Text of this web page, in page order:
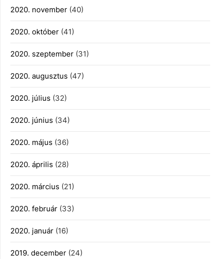
2020. november (40)
2020. október (41)
2020. szeptember (31)
2020. augusztus (47)
2020. július (32)
2020. június (34)
2020. május (36)
2020. április (28)
2020. március (21)
2020. február (33)
2020. január (16)
2019. december (24)